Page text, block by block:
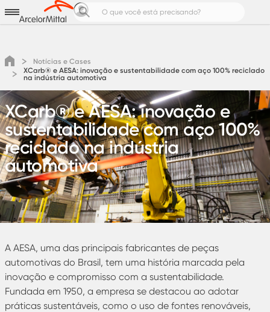
Notícias e Cases
Calculadoras de Aço
Pedreiro Top
Área do cliente
Cotação
Notícias e Cases
XCarb® e AESA: inovação e sustentabilidade com aço 100% reciclado
na indústria automotiva
XCarb® e AESA: inovação e
sustentabilidade com aço 100%
reciclado na indústria
automotiva
A AESA, uma das principais fabricantes de peças
automotivas do Brasil, tem uma história marcada pela
inovação e compromisso com a sustentabilidade.
Fundada em 1950, a empresa se destacou ao adotar
práticas sustentáveis, como o uso de fontes renováveis,